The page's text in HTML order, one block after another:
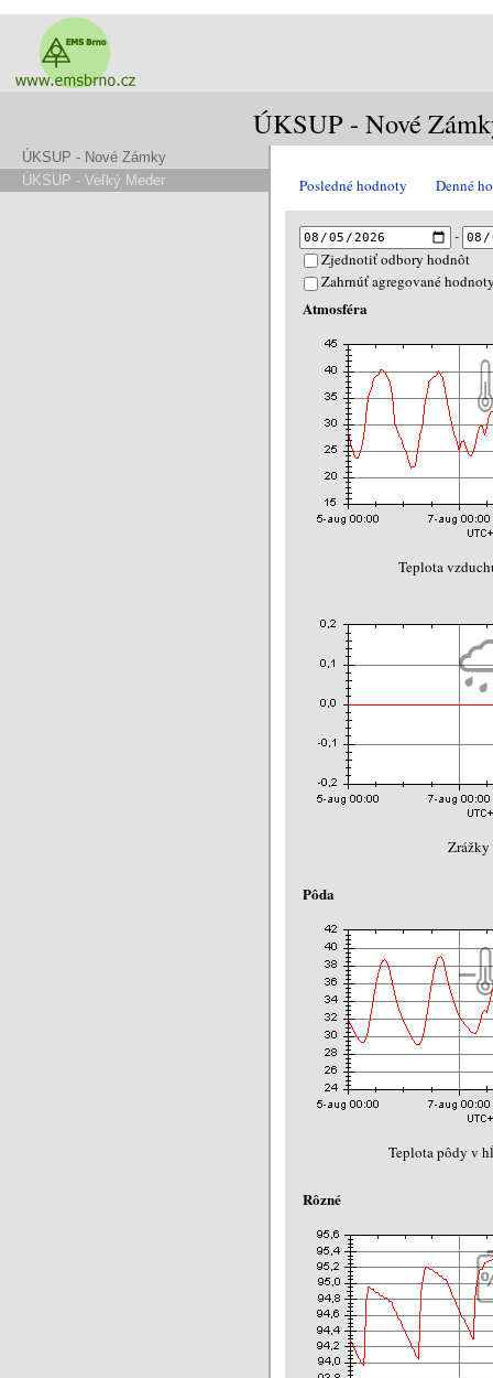
ÚKSUP - Nové
ÚKSUP - Nové Zámky
ÚKSUP - Veľký Meder
Posledné hodnoty Denné
-
Zjednotiť odbory hodnôt
Zahrnúť agregované
Atmosféra
Teplota
Pôda
Teplota pôdy v
Rôzné